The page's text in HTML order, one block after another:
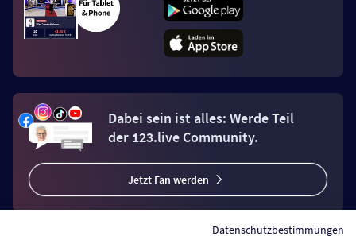
Dabei sein ist alles: Werde Teil
der 123.live Community.
Jetzt Fan werden
Datenschutzbestimmungen